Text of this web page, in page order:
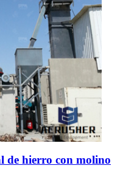
de hierro con molino